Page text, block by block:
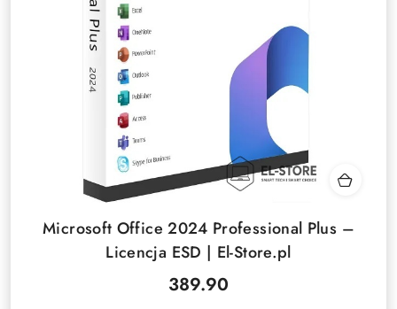
Microsoft Office 2024 Professional Plus –
Licencja ESD | El-Store.pl
Cena:
389.90